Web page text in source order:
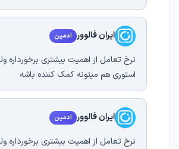
ایران فالوور ادمین
نرخ تعامل از اهمیت بیشتری برخورداره
استوری هم میتونه کمک کننده باشه
ایران فالوور ادمین
نرخ تعامل از اهمیت بیشتری برخورداره